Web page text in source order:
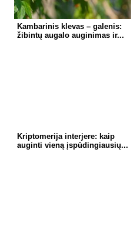
Kambarinis klevas – galenis:
žibintų augalo auginimas ir...
Kriptomerija interjere: kaip
auginti vieną įspūdingiausių...